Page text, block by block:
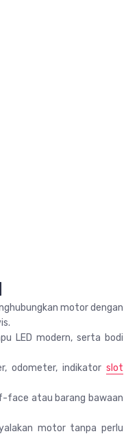
motor dengan
LED modern, serta bodi
odometer, indikator slot
face atau barang bawaan
motor tanpa perlu